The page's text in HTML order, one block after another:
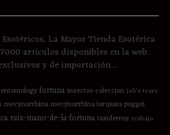
La Mayor Tienda Esotérica
artículos disponibles en la web.
y de importación....
entomologyfortunainsectos-coleccion job's tears
mecynorrhinamecynorrhina torquata poggei
raiz-mano-de-la-fortunataxidermy trabajo